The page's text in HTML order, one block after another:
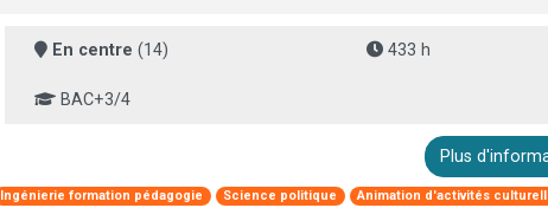
En centre (14) 433 h
BAC+3/4
Plus
Ingénierie formation pédagogie Science politique Animation d'activités